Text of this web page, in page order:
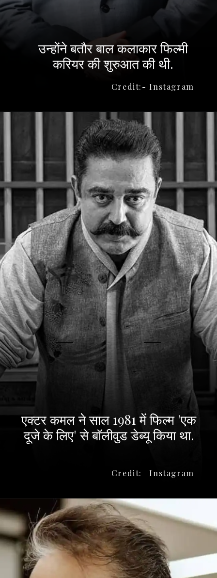
Credit:- Instagram
उन्होंने बतौर बाल कलाकार फिल्मी
करियर की शुरुआत की थी.
Credit:- Instagram
एक्टर कमल ने साल 1981 में फिल्म 'एक
दूजे के लिए' से बॉलीवुड डेब्यू किया था.